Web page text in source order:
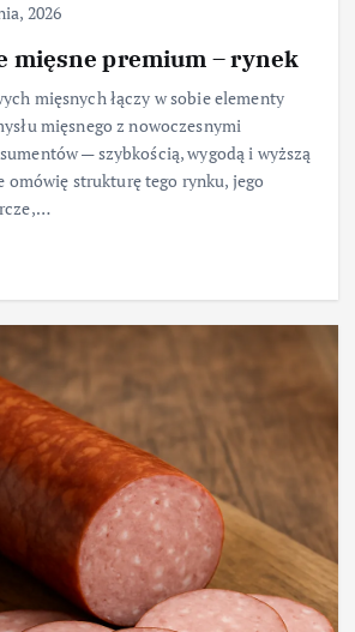
2026
mięsne premium – rynek
mięsnych łączy w sobie elementy
mięsnego z nowoczesnymi
— szybkością, wygodą i wyższą
omówię strukturę tego rynku, jego